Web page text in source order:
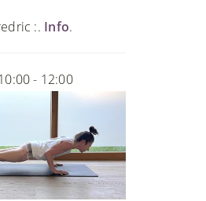
:. Info.
- 12:00